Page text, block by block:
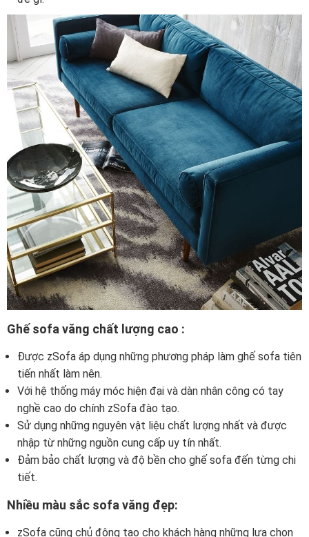
Ghế sofa văng chất lượng cao :
Được zSofa áp dụng những phương pháp làm ghế sofa tiên
tiến nhất làm nên.
Với hệ thống máy móc hiện đại và dàn nhân công có tay
nghề cao do chính zSofa đào tạo.
Sử dụng những nguyên vật liệu chất lượng nhất và được
nhập từ những nguồn cung cấp uy tín nhất.
Đảm bảo chất lượng và độ bền cho ghế sofa đến từng chi
tiết.
Nhiều màu sắc sofa văng đẹp:
zSofa cũng chủ động tạo cho khách hàng những lựa chọn